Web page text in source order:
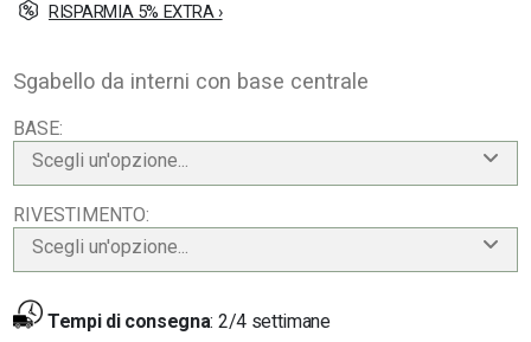
RISPARMIA 5% EXTRA ›
Sgabello da interni con base centrale
BASE
Scegli un'opzione...
RIVESTIMENTO
Scegli un'opzione...
Tempi di consegna: 2/4 settimane